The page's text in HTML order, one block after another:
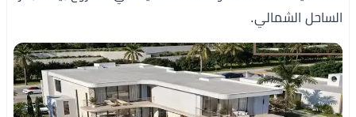
الساحل الشمالي.